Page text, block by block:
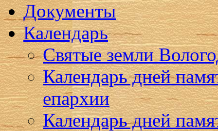
Документы
Календарь
Святые земли
Календарь дней
епархии
Календарь дней